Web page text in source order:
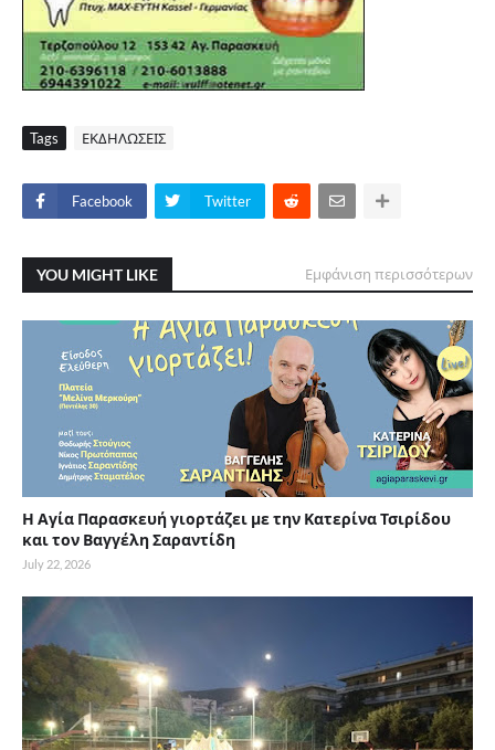
Tags ΕΚΔΗΛΩΣΕΙΣ
Facebook Twitter
YOU MIGHT LIKE Εμφάνιση περισσότερων
Η Αγία Παρασκευή γιορτάζει με την Κατερίνα Τσιρίδου
και τον Βαγγέλη Σαραντίδη
July 22, 2026